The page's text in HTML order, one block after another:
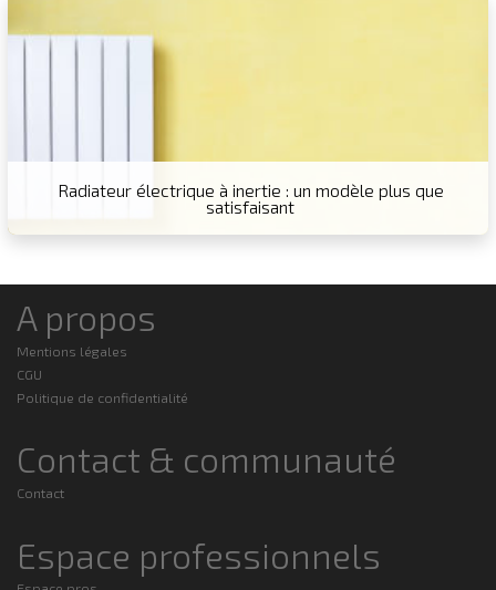
Radiateur électrique à inertie : un modèle plus que
satisfaisant
A propos
Mentions légales
CGU
Politique de confidentialité
Contact & communauté
Contact
Espace professionnels